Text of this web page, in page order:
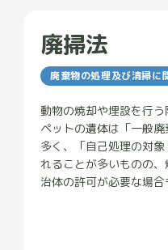
廃掃法
廃棄物の処理及び清掃に
動物の焼却や埋設を行う
ペットの遺体は「一般
多く、「自己処理の対
れることが多いものの
治体の許可が必要な場合